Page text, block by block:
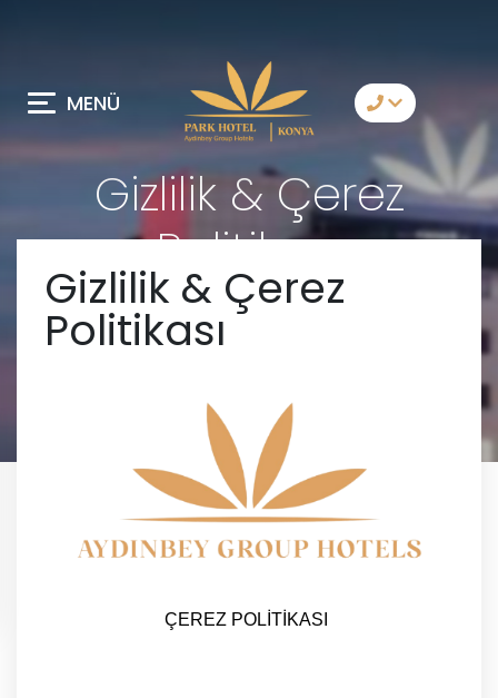
MENÜ
Telegram
Messenger
Sizi Arayalım
Gizlilik & Çerez
Politikası
Gizlilik & Çerez
Politikası
ÇEREZ POLİTİKASI